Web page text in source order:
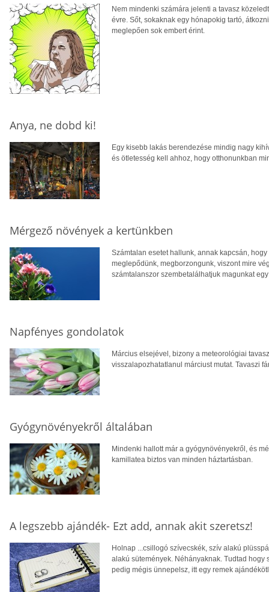
Nem mindenki számára jelenti a tavasz
évre. Sőt, sokaknak egy hónapokig tartó,
meglepően sok embert érint.
Anya, ne dobd ki!
Egy kisebb lakás berendezése mindig nagy
és ötletesség kell ahhoz, hogy otthonunkban
Mérgező növények a kertünkben
Számtalan esetet hallunk, annak kapcsán,
meglepődünk, megborzongunk, viszont mire
számtalanszor szembetalálhatjuk magunkat
Napfényes gondolatok
Március elsejével, bizony a meteorológiai
visszalapozhatatlanul márciust mutat. Tavaszi
Gyógynövényekről általában
Mindenki hallott már a gyógynövényekről, és
kamillatea biztos van minden háztartásban.
A legszebb ajándék- Ezt add, annak akit szeretsz!
Holnap ...csillogó szívecskék, szív alakú
alakú sütemények. Néhányaknak. Tudtad
pedig mégis ünnepelsz, itt egy remek